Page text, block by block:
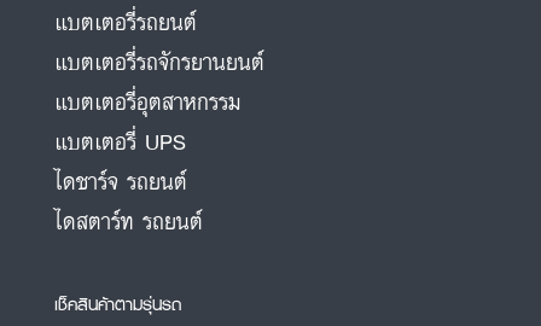
แบตเตอรี่รถยนต์
แบตเตอรี่รถจักรยานยนต์
แบตเตอรี่อุตสาหกรรม
แบตเตอรี่ UPS
ไดชาร์จ รถยนต์
ไดสตาร์ท รถยนต์
เช็คสินค้าตามรุ่นรถ